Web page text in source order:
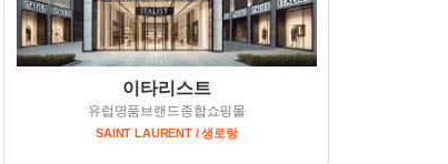
이타리스트
유럽명품브랜드종합쇼핑몰
SAINT LAURENT / 생로랑